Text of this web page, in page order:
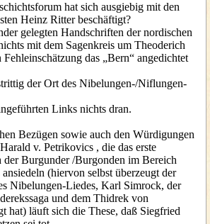
hat sich ausgiebig mit den
Heinz Ritter beschäftigt?
gelegten Handschriften der nordischen
mit dem Sagenkreis um Theoderich
das „Bern“ angedichtet
der Ort des Nibelungen-/Niflungen-
Links nichts dran.
Bezügen sowie auch den Würdigungen
v. Petrikovics , die das erste
der Burgunder /Burgonden im Bereich
(hiervon selbst überzeugt der
Nibelungen-Liedes, Karl Simrock, der
und dem Thidrek von
hat) läuft sich die These, daß Siegfried